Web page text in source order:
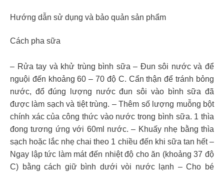
Hướng dẫn sử dụng và bảo quản sản phẩm
Cách pha sữa
– Rửa tay và khử trùng bình sữa – Đun sôi nước và để
nguội đến khoảng 60 – 70 độ C. Cẩn thận để tránh bỏng
nước, đổ đúng lượng nước đun sôi vào bình sữa đã
được làm sạch và tiệt trùng. – Thêm số lượng muỗng bột
chính xác của công thức vào nước trong bình sữa. 1 thìa
đong tương ứng với 60ml nước. – Khuấy nhẹ bằng thìa
sạch hoặc lắc nhẹ chai theo 1 chiều đến khi sữa tan hết –
Ngay lập tức làm mát đến nhiệt độ cho ăn (khoảng 37 độ
C) bằng cách giữ bình dưới vòi nước lạnh – Cho bé